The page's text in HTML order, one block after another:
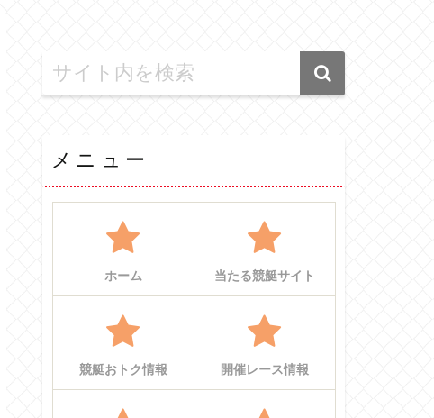
メニュー
ホーム 当たる競艇サイト
競艇おトク情報 開催レース情報